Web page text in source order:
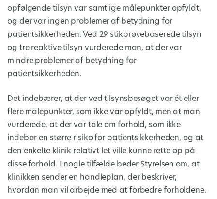
opfølgende tilsyn var samtlige målepunkter opfyldt,
og der var ingen problemer af betydning for
patientsikkerheden. Ved 29 stikprøvebaserede tilsyn
og tre reaktive tilsyn vurderede man, at der var
mindre problemer af betydning for
patientsikkerheden.
Det indebærer, at der ved tilsynsbesøget var ét eller
flere målepunkter, som ikke var opfyldt, men at man
vurderede, at der var tale om forhold, som ikke
indebar en større risiko for patientsikkerheden, og at
den enkelte klinik relativt let ville kunne rette op på
disse forhold. I nogle tilfælde beder Styrelsen om, at
klinikken sender en handleplan, der beskriver,
hvordan man vil arbejde med at forbedre forholdene.